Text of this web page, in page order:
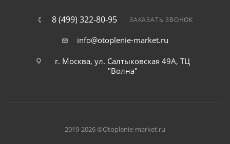
8 (499) 322-80-95 ЗАКАЗАТЬ ЗВОНОК
info@otoplenie-market.ru
г. Москва, ул. Салтыковская 49А, ТЦ
"Волна"
2019-2026 ©Otoplenie-market.ru